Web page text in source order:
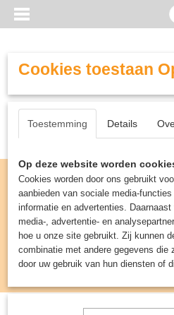
Inloggen Registreren
Cookies toestaan
Toestemming Details
Op deze website worden
Cookies worden door ons gebruikt
aanbieden van sociale media-
informatie en advertenties.
media-, advertentie- en
hoe u onze site gebruikt. Zij kunnen
combinatie met andere gegevens die
door uw gebruik van hun diensten of